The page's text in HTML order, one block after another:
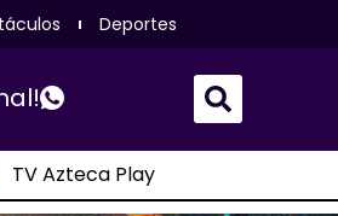
Deportes
TV Azteca Play